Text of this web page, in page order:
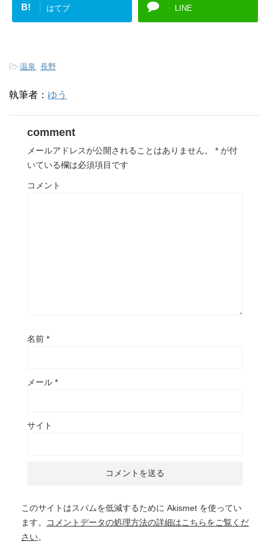
B! はてブ LINE
-温泉, 長野
執筆者： ゆう
comment
メールアドレスが公開されることはありません。 * が付
いている欄は必須項目です
コメント
名前 *
メール *
サイト
このサイトはスパムを低減するために Akismet を使ってい
ます。
コメントデータの処理方法の詳細はこちらをご覧くだ
さい。